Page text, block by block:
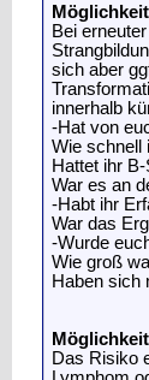
Bei
sich aber
innerhalb
-Hat von
Wie schnell
Hattet ihr
War es an
-Habt ihr
War das
-Wurde
Wie groß
Haben sich
Das Risiko